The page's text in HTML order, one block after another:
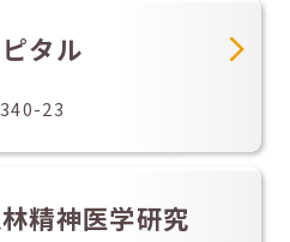
タル
23
精神医学研究